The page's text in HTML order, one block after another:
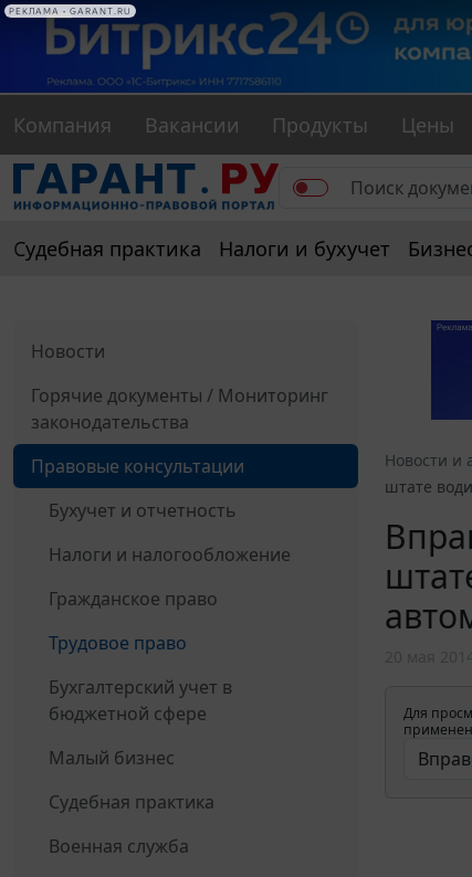
Компания Вакансии Продукты Цены
Судебная практика Налоги и бухучет
Новости
Горячие документы / Мониторинг
законодательства
Правовые консультации
Бухучет и отчетность
Налоги и налогообложение
Гражданское право
Трудовое право
Бухгалтерский учет в
бюджетной сфере
Малый бизнес
Судебная практика
Военная служба
Новости и
штате
Для
РЕКЛАМА • GARANT.RU